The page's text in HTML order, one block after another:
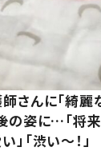
さんに「綺麗
姿に…「将来
「渋い～！」